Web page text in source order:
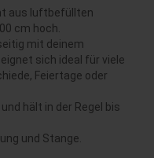
aus luftbefüllten
cm hoch.
mit deinem
sich ideal für viele
Feiertage oder
hält in der Regel bis
und Stange.